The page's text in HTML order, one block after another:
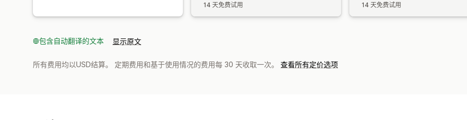
14 天免费试用 14 天免费试用
包含自动翻译的文本 显示原文
所有费用均以USD结算。 定期费用和基于使用情况的费用每 30 天收取一次。 查看所有定价选项